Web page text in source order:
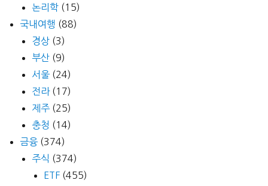
논리학 (15)
국내여행 (88)
경상 (3)
부산 (9)
서울 (24)
전라(17)
제주 (25)
충청 (14)
금융 (374)
주식 (374)
ETF (455)